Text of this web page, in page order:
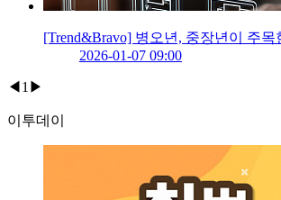
[Trend&Bravo] 병오년, 중장년이 주
2026-01-07 09:00
◀ 1 ▶
이투데이